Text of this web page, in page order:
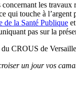
les
qui touche à l’argent
de la Santé Publique
pas sur la
CROUS de
un jour vos